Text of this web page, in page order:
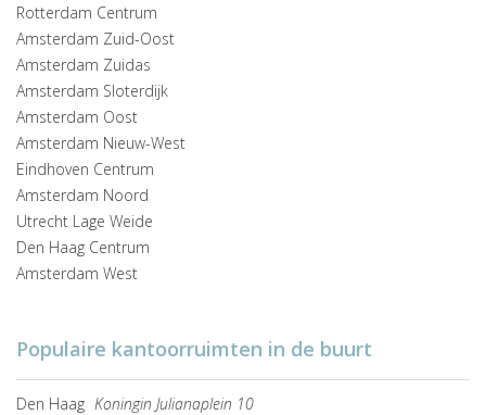
Rotterdam Centrum
Amsterdam Zuid-Oost
Amsterdam Zuidas
Amsterdam Sloterdijk
Amsterdam Oost
Amsterdam Nieuw-West
Eindhoven Centrum
Amsterdam Noord
Utrecht Lage Weide
Den Haag Centrum
Amsterdam West
Populaire kantoorruimten in de buurt
Den Haag Koningin Julianaplein 10